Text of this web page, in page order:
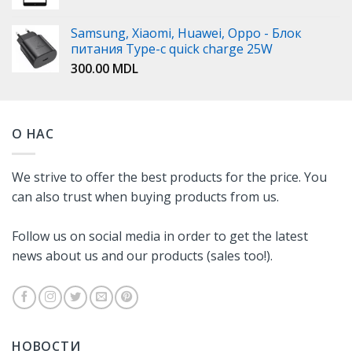
Samsung, Xiaomi, Huawei, Oppo - Блок
питания Type-c quick charge 25W
300.00 MDL
О НАС
We strive to offer the best products for the price. You
can also trust when buying products from us.
Follow us on social media in order to get the latest
news about us and our products (sales too!).
НОВОСТИ